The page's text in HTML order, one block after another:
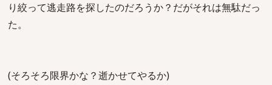
り絞って逃走路を探したのだろうか？だがそれは無駄だっ
た。
(そろそろ限界かな？逝かせてやるか)